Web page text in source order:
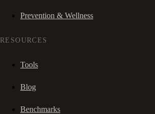
Prevention & Wellness
RESOURCES
Tools
Blog
Benchmarks